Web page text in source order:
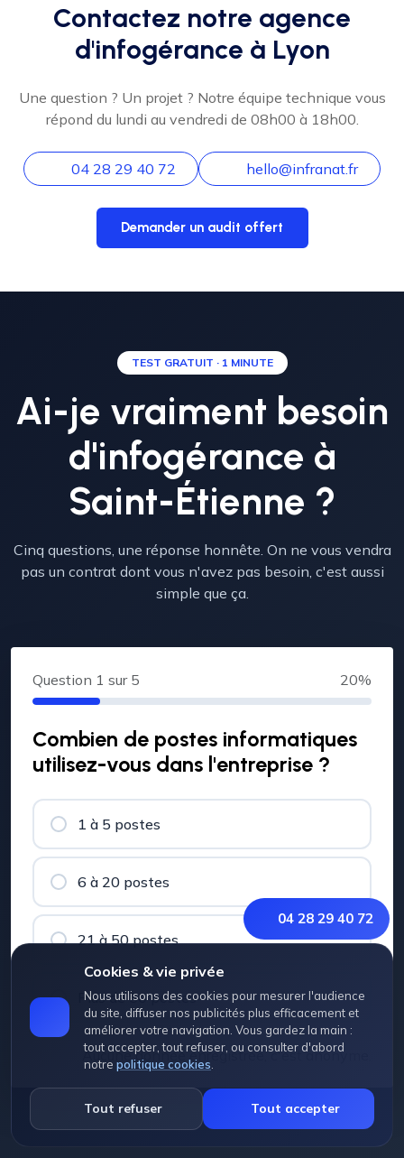
04 28 29 40 72
Cookies & vie privée
Nous utilisons des cookies pour mesurer l'audience
du site, diffuser nos publicités plus efficacement et
améliorer votre navigation. Vous gardez la main :
tout accepter, tout refuser, ou consulter d'abord
notre politique cookies
Tout refuser Tout accepter
Contactez notre agence
d'infogérance à Lyon
Une question ? Un projet ? Notre équipe technique vous
répond du lundi au vendredi de 08h00 à 18h00.
04 28 29 40 72 hello@infranat.fr
Demander un audit offert
TEST GRATUIT · 1 MINUTE
Ai-je vraiment besoin
d'infogérance à
Saint-Étienne ?
Cinq questions, une réponse honnête. On ne vous vendra
pas un contrat dont vous n'avez pas besoin, c'est aussi
simple que ça.
Question 1 sur 5 20%
Combien de postes informatiques
utilisez-vous dans l'entreprise ?
1 à 5 postes
6 à 20 postes
21 à 50 postes
Plus de 50 postes
Aucune donnée enregistrée, c'est anonyme.